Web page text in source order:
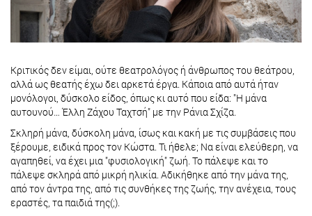
Κριτικός δεν είμαι, ούτε θεατρολόγος ή άνθρωπος του θεάτρου,
αλλά ως θεατής έχω δει αρκετά έργα. Κάποια από αυτά ήταν
μονόλογοι, δύσκολο είδος, όπως κι αυτό που είδα: "Η μάνα
αυτουνού… Έλλη Ζάχου Ταχτσή" με την Ράνια Σχίζα.
Σκληρή μάνα, δύσκολη μάνα, ίσως και κακή με τις συμβάσεις που
ξέρουμε, ειδικά προς τον Κώστα. Τι ήθελε; Να είναι ελεύθερη, να
αγαπηθεί, να έχει μια "φυσιολογική" ζωή. Το πάλεψε και το
πάλεψε σκληρά από μικρή ηλικία. Αδικήθηκε από την μάνα της,
από τον άντρα της, από τις συνθήκες της ζωής, την ανέχεια, τους
εραστές, τα παιδιά της(;).